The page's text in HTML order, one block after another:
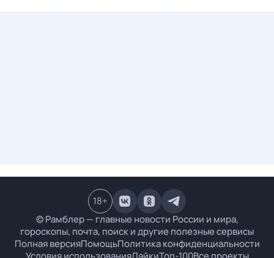
© Рамблер — главные новости России и мира,
гороскопы, почта, поиск и другие полезные сервисы
Полная версияПомощьПолитика конфиденциальности
18+